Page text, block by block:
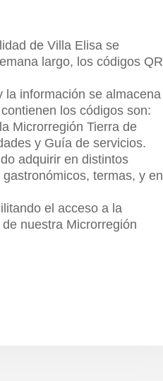
de Villa Elisa se
largo, los códigos QR
la información se almacena
los códigos son:
Microrregión Tierra de
y Guía de servicios.
adquirir en distintos
termas, y en
el acceso a la
nuestra Microrregión